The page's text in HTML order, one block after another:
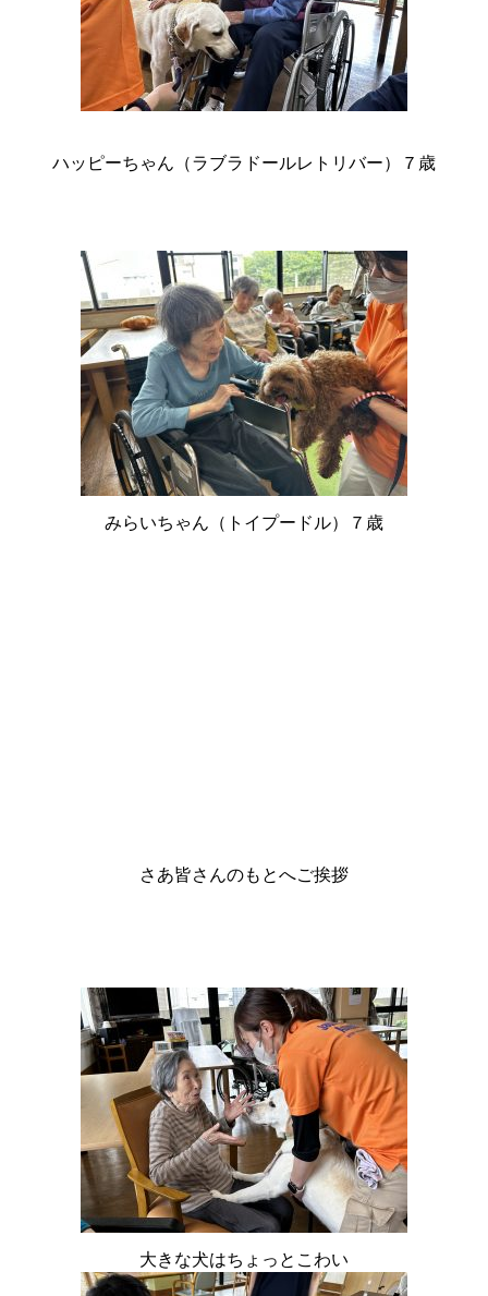
ハッピーちゃん（ラブラドールレトリバー）７歳
みらいちゃん（トイプードル）７歳
さあ皆さんのもとへご挨拶
大きな犬はちょっとこわい